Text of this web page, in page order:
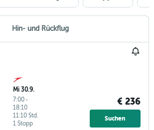
Hin- und Rückflug
Mi 30.9.
7:00-
18:10
1 Stopp
11:10 Std.
€ 236
Suchen